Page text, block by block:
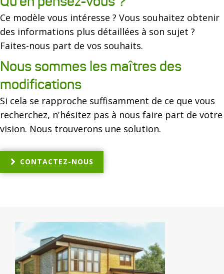
Ce modèle vous intéresse ? Vous souhaitez obtenir
des informations plus détaillées à son sujet ?
Faites-nous part de vos souhaits.
Nous sommes les maîtres des
modifications
Si cela se rapproche suffisamment de ce que vous
recherchez, n'hésitez pas à nous faire part de votre
vision. Nous trouverons une solution.
CONTACTEZ-NOUS